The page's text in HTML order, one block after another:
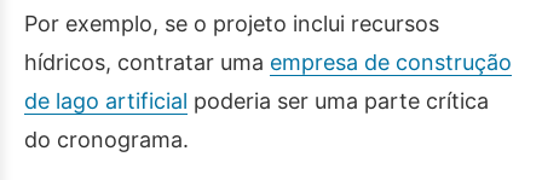
Por exemplo, se o projeto inclui recursos
hídricos, contratar uma empresa de construção
de lago artificial poderia ser uma parte crítica
do cronograma.